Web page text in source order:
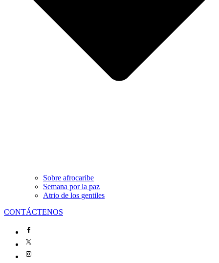
Sobre afrocaribe
Semana por la paz
Atrio de los gentiles
CONTÁCTENOS